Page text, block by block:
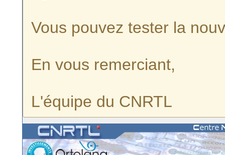
Vous pouvez tester la
En vous remerciant,
L'équipe du CNRTL